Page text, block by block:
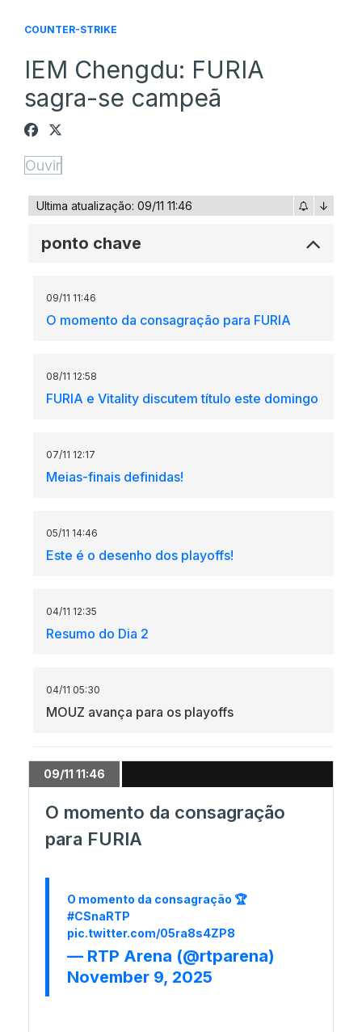
COUNTER-STRIKE
IEM Chengdu: FURIA
sagra-se campeã
Ouvir
Ultima atualização: 09/11 11:46 ↓
ponto chave
09/11 11:46
O momento da consagração para FURIA
08/11 12:58
FURIA e Vitality discutem título este domingo
07/11 12:17
Meias-finais definidas!
05/11 14:46
Este é o desenho dos playoffs!
04/11 12:35
Resumo do Dia 2
04/11 05:30
MOUZ avança para os playoffs
04/11 02:02
Lynn Vision elimina 3DMAX
03/11 12:37
03/11 02:12
Começa o IEM Chengdu
09/11 11:46
O momento da consagração
para FURIA
O momento da consagração 🏆
#CSnaRTP
pic.twitter.com/05ra8s4ZP8
— RTP Arena (@rtparena)
November 9, 2025